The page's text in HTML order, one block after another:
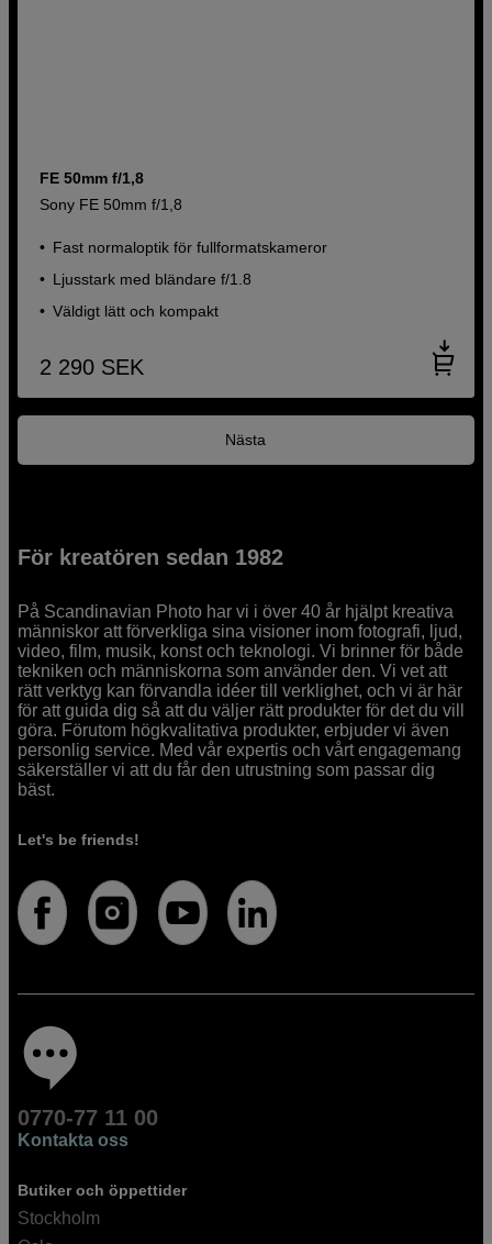
FE 50mm f/1,8
Sony FE 50mm f/1,8
Fast normaloptik för fullformatskameror
Ljusstark med bländare f/1.8
Väldigt lätt och kompakt
2 290 SEK
Nästa
För kreatören sedan 1982
På Scandinavian Photo har vi i över 40 år hjälpt kreativa
människor att förverkliga sina visioner inom fotografi, ljud,
video, film, musik, konst och teknologi. Vi brinner för både
tekniken och människorna som använder den. Vi vet att
rätt verktyg kan förvandla idéer till verklighet, och vi är här
för att guida dig så att du väljer rätt produkter för det du vill
göra. Förutom högkvalitativa produkter, erbjuder vi även
personlig service. Med vår expertis och vårt engagemang
säkerställer vi att du får den utrustning som passar dig
bäst.
Let's be friends!
0770-77 11 00
Kontakta oss
Butiker och öppettider
Stockholm